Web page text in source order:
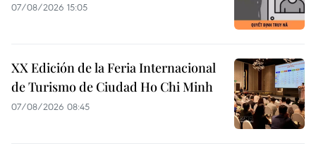
07/08/2026 15:05
XX Edición de la Feria Internacional
de Turismo de Ciudad Ho Chi Minh
07/08/2026 08:45